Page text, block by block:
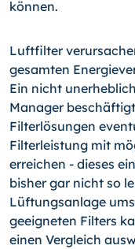
können.
Luftfilter
gesamten
Ein nicht
Manager
Filterlösungen
Filterleistung mit
erreichen - dieses
bisher gar nicht so
Lüftungsanlage
geeigneten Filters
einen Vergleich